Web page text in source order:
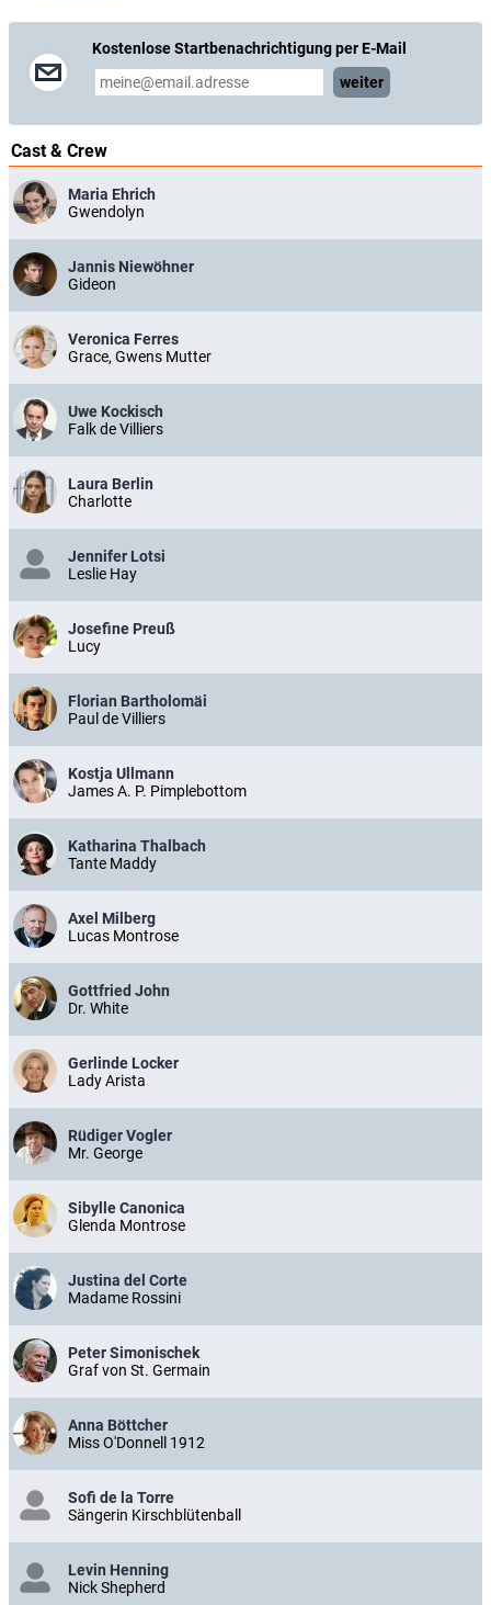
Kostenlose Startbenachrichtigung per E-Mail
weiter
Cast & Crew
Maria Ehrich
Gwendolyn
Jannis Niewöhner
Gideon
Veronica Ferres
Grace, Gwens Mutter
Uwe Kockisch
Falk de Villiers
Laura Berlin
Charlotte
Jennifer Lotsi
Leslie Hay
Josefine Preuß
Lucy
Florian Bartholomäi
Paul de Villiers
Kostja Ullmann
James A. P. Pimplebottom
Katharina Thalbach
Tante Maddy
Axel Milberg
Lucas Montrose
Gottfried John
Dr. White
Gerlinde Locker
Lady Arista
Rüdiger Vogler
Mr. George
Sibylle Canonica
Glenda Montrose
Justina del Corte
Madame Rossini
Peter Simonischek
Graf von St. Germain
Anna Böttcher
Miss O'Donnell 1912
Sofi de la Torre
Sängerin Kirschblütenball
Levin Henning
Nick Shepherd